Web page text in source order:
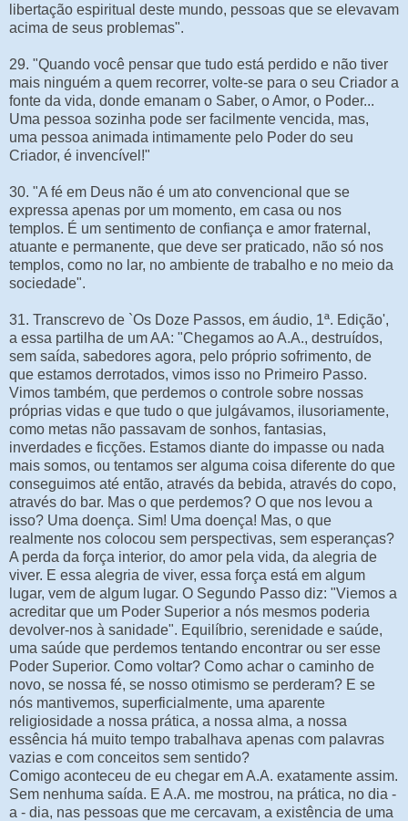
libertação espiritual deste mundo, pessoas que se elevavam
acima de seus problemas".
29. "Quando você pensar que tudo está perdido e não tiver
mais ninguém a quem recorrer, volte-se para o seu Criador a
fonte da vida, donde emanam o Saber, o Amor, o Poder...
Uma pessoa sozinha pode ser facilmente vencida, mas,
uma pessoa animada intimamente pelo Poder do seu
Criador, é invencível!"
30. "A fé em Deus não é um ato convencional que se
expressa apenas por um momento, em casa ou nos
templos. É um sentimento de confiança e amor fraternal,
atuante e permanente, que deve ser praticado, não só nos
templos, como no lar, no ambiente de trabalho e no meio da
sociedade".
31. Transcrevo de `Os Doze Passos, em áudio, 1ª. Edição',
a essa partilha de um AA: "Chegamos ao A.A., destruídos,
sem saída, sabedores agora, pelo próprio sofrimento, de
que estamos derrotados, vimos isso no Primeiro Passo.
Vimos também, que perdemos o controle sobre nossas
próprias vidas e que tudo o que julgávamos, ilusoriamente,
como metas não passavam de sonhos, fantasias,
inverdades e ficções. Estamos diante do impasse ou nada
mais somos, ou tentamos ser alguma coisa diferente do que
conseguimos até então, através da bebida, através do copo,
através do bar. Mas o que perdemos? O que nos levou a
isso? Uma doença. Sim! Uma doença! Mas, o que
realmente nos colocou sem perspectivas, sem esperanças?
A perda da força interior, do amor pela vida, da alegria de
viver. E essa alegria de viver, essa força está em algum
lugar, vem de algum lugar. O Segundo Passo diz: "Viemos a
acreditar que um Poder Superior a nós mesmos poderia
devolver-nos à sanidade". Equilíbrio, serenidade e saúde,
uma saúde que perdemos tentando encontrar ou ser esse
Poder Superior. Como voltar? Como achar o caminho de
novo, se nossa fé, se nosso otimismo se perderam? E se
nós mantivemos, superficialmente, uma aparente
religiosidade a nossa prática, a nossa alma, a nossa
essência há muito tempo trabalhava apenas com palavras
vazias e com conceitos sem sentido?
Comigo aconteceu de eu chegar em A.A. exatamente assim.
Sem nenhuma saída. E A.A. me mostrou, na prática, no dia -
a - dia, nas pessoas que me cercavam, a existência de uma